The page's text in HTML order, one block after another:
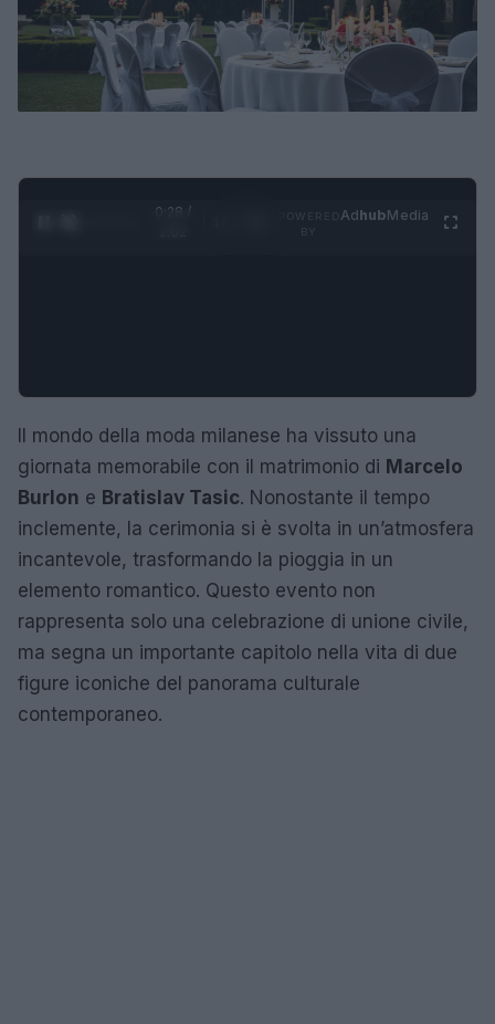
0:29 /
AdhubMedia
Il mondo della moda milanese ha vissuto una
giornata memorabile con il matrimonio di Marcelo
Burlon e Bratislav Tasic. Nonostante il tempo
inclemente, la cerimonia si è svolta in un’atmosfera
incantevole, trasformando la pioggia in un
elemento romantico. Questo evento non
rappresenta solo una celebrazione di unione civile,
ma segna un importante capitolo nella vita di due
figure iconiche del panorama culturale
contemporaneo.